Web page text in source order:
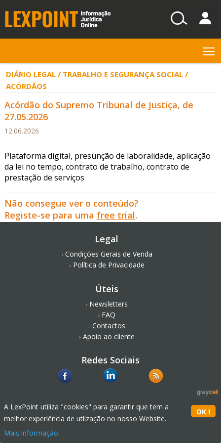
DIÁRIO LEGAL / TRABALHO E SEGURANÇA SOCIAL /
ACÓRDÃOS
Acórdão do Supremo Tribunal de Justiça, de
27.05.2026
12.06.2026
Plataforma digital, presunção de laboralidade, aplicação
da lei no tempo, contrato de trabalho, contrato de
prestação de serviços
Não consegue ver o conteúdo?
Registe-se para uma free trial.
Legal
Condições Gerais de Venda
Política de Privacidade
Úteis
Newsletters
FAQ
Contactos
Apoio ao cliente
Redes Sociais
A LexPoint utiliza "cookies" para garantir que tem a
melhor experiência de utlização no nosso Website.
Mais informação